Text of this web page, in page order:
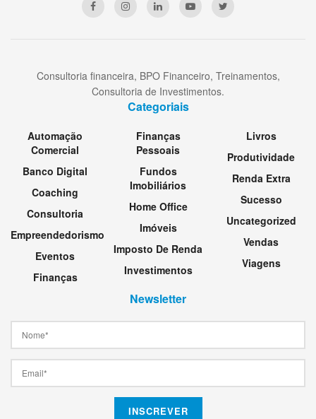
Consultoria financeira, BPO Financeiro, Treinamentos,
Consultoria de Investimentos.
Categoriais
Automação
Comercial
Banco Digital
Coaching
Consultoria
Empreendedorismo
Eventos
Finanças
Finanças
Pessoais
Fundos
Imobiliários
Home Office
Imóveis
Imposto De Renda
Investimentos
Livros
Produtividade
Renda Extra
Sucesso
Uncategorized
Vendas
Viagens
Newsletter